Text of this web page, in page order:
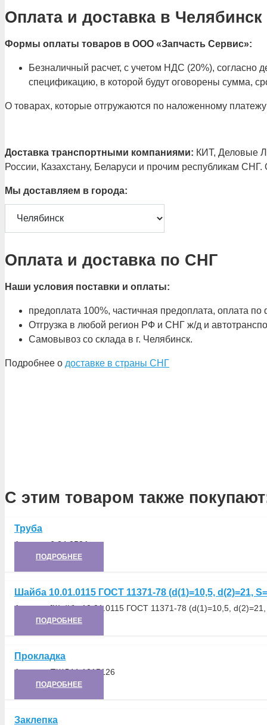
Оплата и доставка в Челябинск
Формы оплаты товаров в ООО «Запчасть Сервис»:
Безналичный расчет, с учетом НДС (20%),
спецификацию, в которой будут оговорены сумма,
О товарах, которые отгружаются по наложенному
Доставка транспортными компаниями: КИТ, Деловые
России, Казахстану, Беларуси и прочим республикам
Мы доставляем в города:
Оплата и доставка по СНГ
Наши условия поставки и оплаты:
предоплата 100%, частичная предоплата, оплата
Отгрузка в любой регион РФ и СНГ ж/д и
Самовывоз со склада в г. Челябинск.
Подробнее о доставке в страны СНГ
С этим товаром также
Труба
Артикул:6.24.052А
ПОДРОБНЕЕ
Шайба 10.01.0115 ГОСТ 11371-78 (d(1)=10,5, d(2)=21,
Артикул:[Шайба 10.01.0115 ГОСТ 11371-78 (d(1)=10,5, d(2)=21,
ПОДРОБНЕЕ
Прокладка
Артикул:ПЖД44-1015126
ПОДРОБНЕЕ
Заклепка